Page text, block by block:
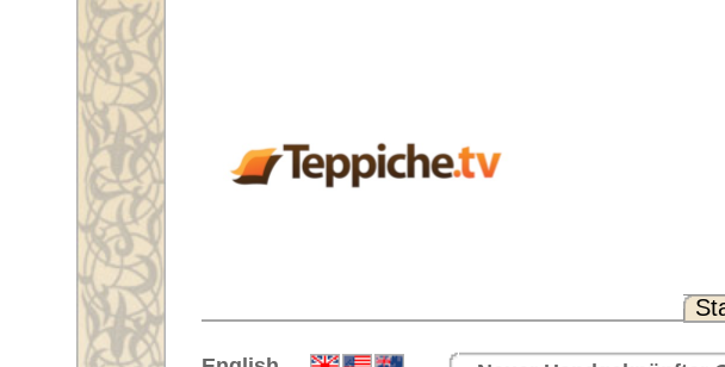
English
Deutsch
Preise in:
Maße anzeigen in:
<< Zurück zu den